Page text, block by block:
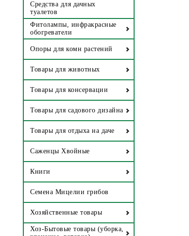
Средства для дачных
туалетов
Фитолампы, инфракрасные
обогреватели
Опоры для комн растений
Товары для животных
Товары для консервации
Товары для садового дизайна
Товары для отдыха на даче
Саженцы Хвойные
Книги
Семена Мицелии грибов
Хозяйственные товары
Хоз-Бытовые товары (уборка,